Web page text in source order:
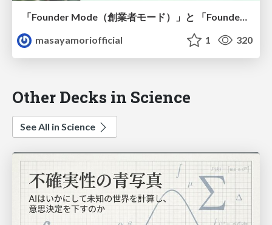
「Founder Mode（創業者モード）」と 「Founder's Mentality（創業者メンタリティ）」
masayamoriofficial
1 320
Other Decks in Science
See All in Science